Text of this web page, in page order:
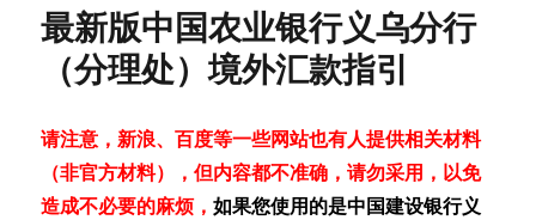
最新版中国农业银行义乌分行
（分理处）境外汇款指引
请注意，新浪、百度等一些网站也有人提供相关材料
（非官方材料），但内容都不准确，请勿采用，以免
造成不必要的麻烦，如果您使用的是中国建设银行义